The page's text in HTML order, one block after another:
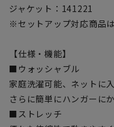
ジャケット：141221
※セットアップ対応商品
【仕様・機能】
■ウォッシャブル
家庭洗濯可能、ネットに
さらに簡単にハンガーに
■ストレッチ